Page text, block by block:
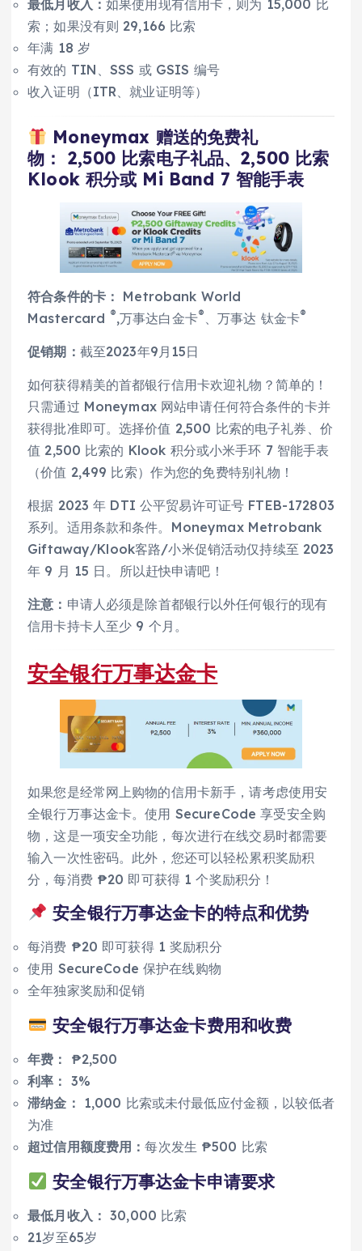
最低月收入： 如果使用现有信用卡，则为 15,000 比
索；如果没有则 29,166 比索
年满 18 岁
有效的 TIN、SSS 或 GSIS 编号
收入证明（ITR、就业证明等）
Moneymax 赠送的免费礼
物： 2,500 比索电子礼品、2,500 比索
Klook 积分或 Mi Band 7 智能手表
符合条件的卡： Metrobank World
Mastercard ®,万事达白金卡® 、万事达 钛金卡®
促销期： 截至2023年9月15日
如何获得精美的首都银行信用卡欢迎礼物？简单的！
只需通过 Moneymax 网站申请任何符合条件的卡并
获得批准即可。选择价值 2,500 比索的电子礼券、价
值 2,500 比索的 Klook 积分或小米手环 7 智能手表
（价值 2,499 比索）作为您的免费特别礼物！
根据 2023 年 DTI 公平贸易许可证号 FTEB-172803
系列。适用条款和条件。Moneymax Metrobank
Giftaway/Klook客路/小米促销活动仅持续至 2023
年 9 月 15 日。所以赶快申请吧！
注意： 申请人必须是除首都银行以外任何银行的现有
信用卡持卡人至少 9 个月。
安全银行万事达金卡
如果您是经常网上购物的信用卡新手，请考虑使用安
全银行万事达金卡。使用 SecureCode 享受安全购
物，这是一项安全功能，每次进行在线交易时都需要
输入一次性密码。此外，您还可以轻松累积奖励积
分，每消费 ₱20 即可获得 1 个奖励积分！
安全银行万事达金卡的特点和优势
每消费 ₱20 即可获得 1 奖励积分
使用 SecureCode 保护在线购物
全年独家奖励和促销
安全银行万事达金卡费用和收费
年费：
₱2,500
利率： 3%
滞纳金：
1,000 比索或未付最低应付金额，以较低者
为准
超过信用额度费用：每次发生 ₱500 比索
安全银行万事达金卡申请要求
最低月收入： 30,000 比索
21岁至65岁